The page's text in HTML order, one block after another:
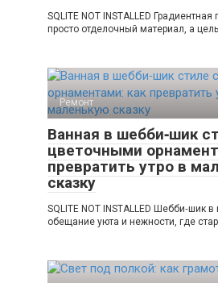
SQLITE NOT INSTALLED
просто отделочный материал, а
Ремонт
Ванная в шебби‑шик
цветочными
превратить утро в
сказку
SQLITE NOT INSTALLED Шебби‑шик
обещание уюта и нежности, где